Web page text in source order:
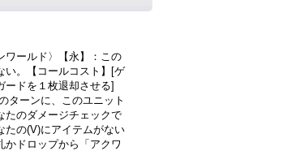
ワールド〉【永】：この
い。【コールコスト】[ゲ
ードを１枚退却させる]
ターンに、このユニット
たのダメージチェックで
たの(V)にアイテムがない
かドロップから「アクワ